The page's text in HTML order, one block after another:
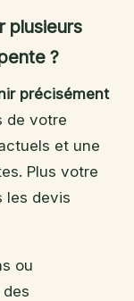
plusieurs
?
précisément
de votre
et une
Plus votre
les devis
ou